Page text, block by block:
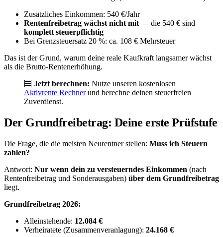
Zusätzliches Einkommen: 540 €/Jahr
Rentenfreibetrag wächst nicht mit — die 540 € sind
komplett steuerpflichtig
Bei Grenzsteuersatz 20 %: ca. 108 € Mehrsteuer
Das ist der Grund, warum deine reale Kaufkraft langsamer wächst
als die Brutto-Rentenerhöhung.
🧮 Jetzt berechnen: Nutze unseren kostenlosen
Aktivrente Rechnerund berechne deinen steuerfreien
Zuverdienst.
Der Grundfreibetrag: Deine erste Prüfstufe
Die Frage, die die meisten Neurentner stellen: Muss ich Steuern
zahlen?
Antwort: Nur wenn dein zu versteuerndes Einkommen (nach
Rentenfreibetrag und Sonderausgaben) über dem Grundfreibetrag
liegt.
Grundfreibetrag 2026:
Alleinstehende: 12.084 €
Verheiratete (Zusammenveranlagung): 24.168 €